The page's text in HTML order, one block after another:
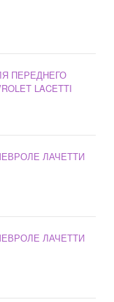
ПЕРЕДНЕГО
LACETTI
ЛАЧЕТТИ
ЛАЧЕТТИ